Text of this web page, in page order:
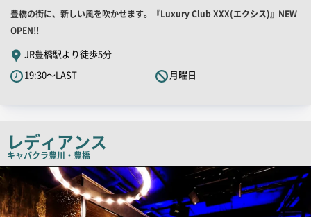
店
舗
PR
キ
ャ
ピ
ー
豊橋の街に、新しい風を吹かせます。『Luxury Club XXX(エクシス)』NEW
OPEN!!
JR豊橋駅より徒歩5分
19:30～LAST
月曜日
レディアンス
キャバクラ豊川・豊橋
店
舗
PR
画
像